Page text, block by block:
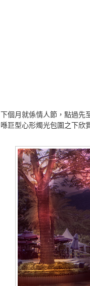
下個月就係情人節，點過先
喺巨型心形燭光包圍之下欣